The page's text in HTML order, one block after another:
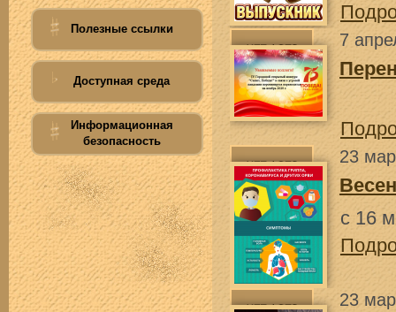
Полезные ссылки
Доступная среда
Информационная
безопасность
7
23
с 16
23